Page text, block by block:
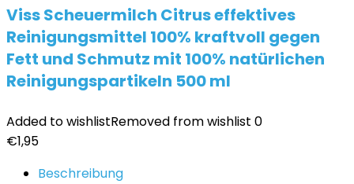
Viss Scheuermilch Citrus effektives
Reinigungsmittel 100% kraftvoll gegen
Fett und Schmutz mit 100% natürlichen
Reinigungspartikeln 500 ml
Added to wishlistRemoved from wishlist 0
€1,95
Beschreibung